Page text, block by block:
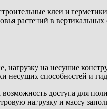
клеи и
растений в
нагрузку на несущие
несущих способностей и
доступа для
нагрузку и массу